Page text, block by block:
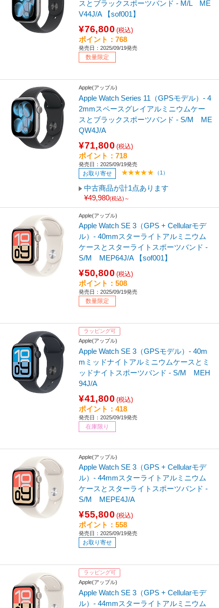
スとブラックスポーツバンド - M/L ME
V44J/A 【sof001】
¥76,800 (税込)
ポイント：768
発売日：2025/09/19発売
数量限定
Apple(アップル)
Apple Watch Series 11（GPSモデル）- 4
2mmスペースグレイアルミニウムケー
スとブラックスポーツバンド - S/M ME
QW4J/A
¥71,800 (税込)
ポイント：718
発売日：2025/09/19発売
お取り寄せ （1）
中古商品が計1点あります
¥49,980(税込)～
Apple(アップル)
Apple Watch SE 3（GPS + Cellularモデ
ル）- 40mmスターライトアルミニウム
ケースとスターライトスポーツバンド -
S/M MEP64J/A 【sof001】
¥50,800 (税込)
ポイント：508
発売日：2025/09/19発売
数量限定
ラッピング可
Apple(アップル)
Apple Watch SE 3（GPSモデル）- 40m
mミッドナイトアルミニウムケースとミ
ッドナイトスポーツバンド - S/M MEH
94J/A
¥41,800 (税込)
ポイント：418
発売日：2025/09/19発売
在庫限り
Apple(アップル)
Apple Watch SE 3（GPS + Cellularモデ
ル）- 44mmスターライトアルミニウム
ケースとスターライトスポーツバンド -
S/M MEPE4J/A
¥55,800 (税込)
ポイント：558
発売日：2025/09/19発売
お取り寄せ
ラッピング可
Apple(アップル)
Apple Watch SE 3（GPS + Cellularモデ
ル）- 44mmスターライトアルミニウム